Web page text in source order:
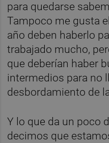
para quedarse
Tampoco me gusta
año deben haberlo
trabajado mucho,
que deberían haber
intermedios para no
desbordamiento de
Y lo que da un poco
decimos que